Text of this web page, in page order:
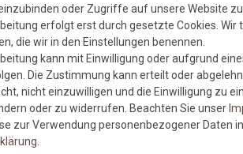
ZUM EU VERANTWORTLICHEN »
oder Zugriffe auf unsere Website
erfolgt erst durch gesetzte Cookies. Wir
die wir in den Einstellungen benennen.
kann mit Einwilligung oder aufgrund
Die Zustimmung kann erteilt oder
nicht einzuwilligen und die Einwilligung zu
oder zu widerrufen. Beachten Sie unser
zur Verwendung personenbezogener Daten